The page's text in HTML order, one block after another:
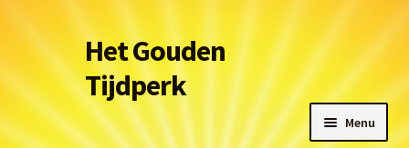
naar
navigatie
de
inhoud
Het Gouden
Tijdperk
Menu